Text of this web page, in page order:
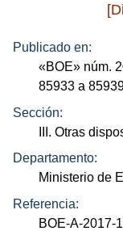
Publicado en:
«BOE» núm.
85933 a
Sección:
III. Otras
Departamento:
Ministerio de
Referencia:
BOE-A-2017-